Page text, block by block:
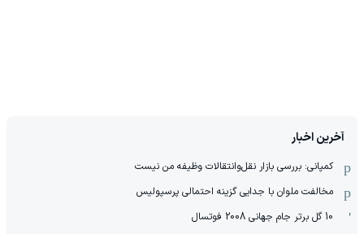
آخرین اخبار
کمپانی: بررسی بازار نقل‌وانتقالات وظیفه من نیست
مخالفت ملوان با جدایی گزینه احتمالی پرسپولیس
10 گل برتر جام جهانی 2008 فوتسال